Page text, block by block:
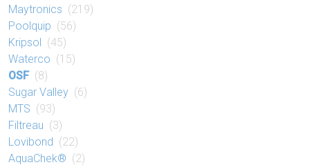
Maytronics (219)
Poolquip (56)
Kripsol (45)
Waterco (15)
OSF (8)
Sugar Valley (6)
MTS (93)
Filtreau (3)
Lovibond (22)
AquaChek® (2)